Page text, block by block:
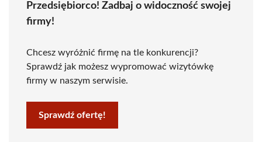
Przedsiębiorco! Zadbaj o widoczność swojej
firmy!
Chcesz wyróżnić firmę na tle konkurencji?
Sprawdź jak możesz wypromować wizytówkę
firmy w naszym serwisie.
Sprawdź ofertę!